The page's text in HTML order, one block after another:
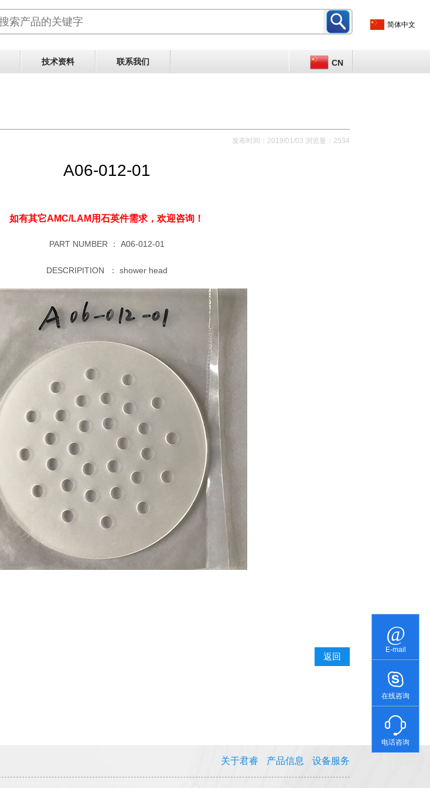
E-mail
在线咨询
电话咨询
技术资料 联系我们 CN
发布时间：2019/01/03 浏览量：2534
A06-012-01
如有其它AMC/LAM用石英件需求， 欢迎咨询！
PART NUMBER ： A06-012-01
DESCRIPITION ： shower head
返回
关于君睿 产品信息 设备服务
简体中文